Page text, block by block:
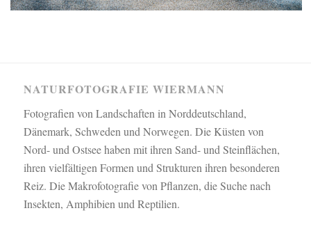
NATURFOTOGRAFIE WIERMANN
Fotografien von Landschaften in Norddeutschland,
Dänemark, Schweden und Norwegen. Die Küsten von
Nord- und Ostsee haben mit ihren Sand- und Steinflächen,
ihren vielfältigen Formen und Strukturen ihren besonderen
Reiz. Die Makrofotografie von Pflanzen, die Suche nach
Insekten, Amphibien und Reptilien.